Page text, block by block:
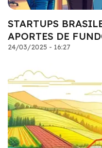
STARTUPS
APORTES DE
24/03/2025 - 16:27